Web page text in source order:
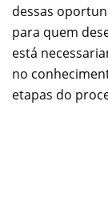
dessas
para quem
está
no
etapas do